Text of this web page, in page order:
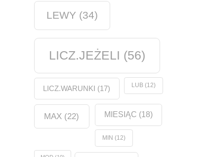
LEWY (34)
LICZ.JEŻELI (56)
LICZ.WARUNKI (17) LUB(12)
MAX (22) MIESIĄC (18)
MIN (12)